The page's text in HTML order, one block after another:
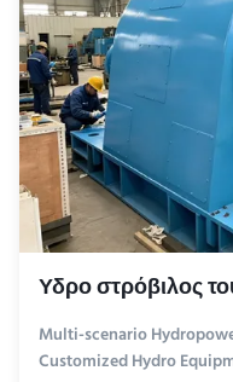
Υδρο στρόβιλος
Multi-scenario
Customized Hydro